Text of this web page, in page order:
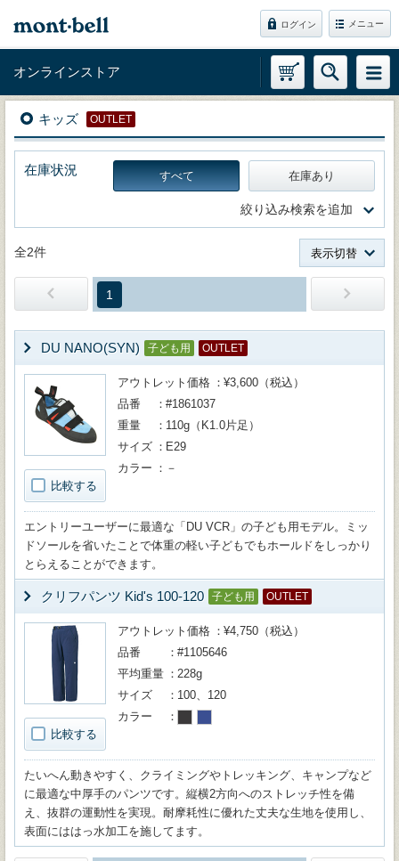
ログイン メニュー
オンラインストア
キッズ OUTLET
在庫状況 すべて 在庫あり
絞り込み検索を追加
全2件 表示切替
1
DU NANO(SYN) 子ども用 OUTLET
比較する
アウトレット価格
¥3,600（税込）
品番
#1861037
重量
110g（K1.0片足）
サイズ
E29
カラー
－
エントリーユーザーに最適な「DU VCR」の子ども用モデル。ミッ
ドソールを省いたことで体重の軽い子どもでもホールドをしっかり
とらえることができます。
クリフパンツ Kid's 100-120 子ども用 OUTLET
比較する
アウトレット価格
¥4,750（税込）
品番
#1105646
平均重量
228g
サイズ
100、120
カラー
たいへん動きやすく、クライミングやトレッキング、キャンプなど
に最適な中厚手のパンツです。縦横2方向へのストレッチ性を備
え、抜群の運動性を実現。耐摩耗性に優れた丈夫な生地を使用し、
表面にははっ水加工を施してます。